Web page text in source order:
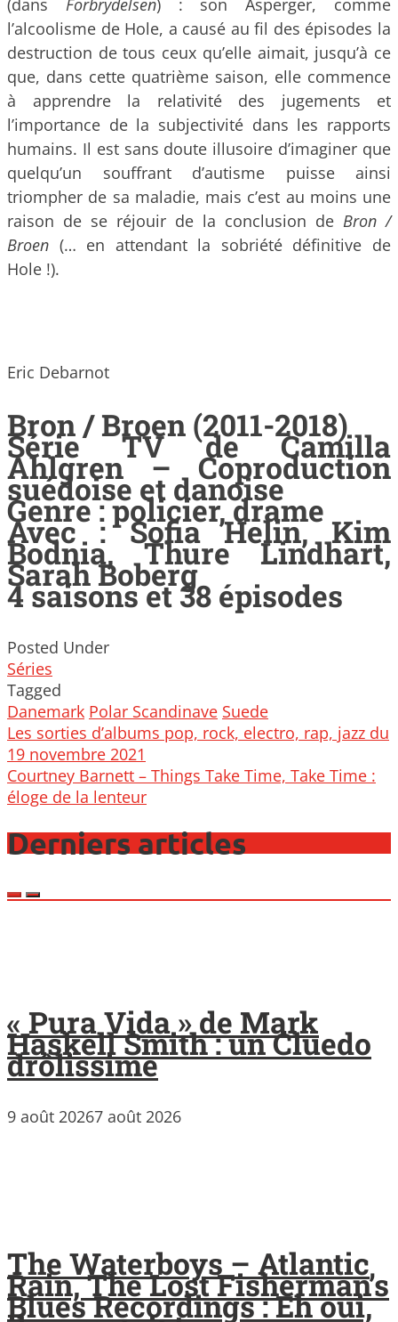
(dans Forbrydelsen) : son Asperger, comme
l’alcoolisme de Hole, a causé au fil des épisodes la
destruction de tous ceux qu’elle aimait, jusqu’à ce
que, dans cette quatrième saison, elle commence
à apprendre la relativité des jugements et
l’importance de la subjectivité dans les rapports
humains. Il est sans doute illusoire d’imaginer que
quelqu’un souffrant d’autisme puisse ainsi
triompher de sa maladie, mais c’est au moins une
raison de se réjouir de la conclusion de Bron /
Broen (… en attendant la sobriété définitive de
Hole !).
Eric Debarnot
Bron / Broen (2011-2018)
Série TV de Camilla
Ahlgren – Coproduction
suédoise et danoise
Genre : policier, drame
Avec : Sofia Helin, Kim
Bodnia, Thure Lindhart,
Sarah Boberg
4 saisons et 38 épisodes
Posted Under
Séries
Tagged
Danemark Polar Scandinave Suede
Post
navigation
Les sorties d’albums pop, rock, electro, rap, jazz du
19 novembre 2021
Courtney Barnett – Things Take Time, Take Time :
éloge de la lenteur
Derniers articles
« Pura Vida » de Mark
Haskell Smith : un Cluedo
drôlissime
9 août 20267 août 2026
The Waterboys – Atlantic
Rain, The Lost Fisherman’s
Blues Recordings : Eh oui,